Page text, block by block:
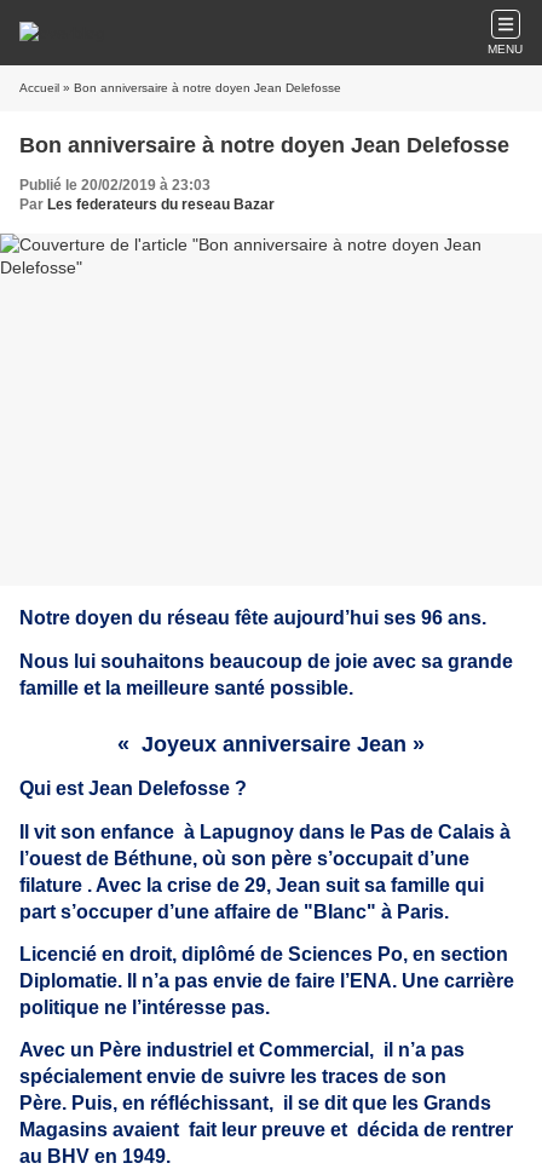
MENU
Accueil » Bon anniversaire à notre doyen Jean Delefosse
Bon anniversaire à notre doyen Jean Delefosse
Publié le 20/02/2019 à 23:03
Par Les federateurs du reseau Bazar
Notre doyen du réseau fête aujourd’hui ses 96 ans.
Nous lui souhaitons beaucoup de joie avec sa grande
famille et la meilleure santé possible.
« Joyeux anniversaire Jean »
Qui est Jean Delefosse ?
Il vit son enfance à Lapugnoy dans le Pas de Calais à
l’ouest de Béthune, où son père s’occupait d’une
filature . Avec la crise de 29, Jean suit sa famille qui
part s’occuper d’une affaire de "Blanc" à Paris.
Licencié en droit, diplômé de Sciences Po, en section
Diplomatie. Il n’a pas envie de faire l’ENA. Une carrière
politique ne l’intéresse pas.
Avec un Père industriel et Commercial, il n’a pas
spécialement envie de suivre les traces de son
Père. Puis, en réfléchissant, il se dit que les Grands
Magasins avaient fait leur preuve et décida de rentrer
au BHV en 1949.